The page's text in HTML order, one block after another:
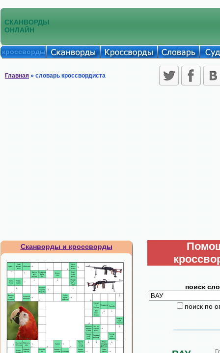
СКАНВОРДЫ
ОНЛАЙН
кроссворды
Главная » словарь кроссвордиста
Сканворды и кроссворды
поиск
поиск по